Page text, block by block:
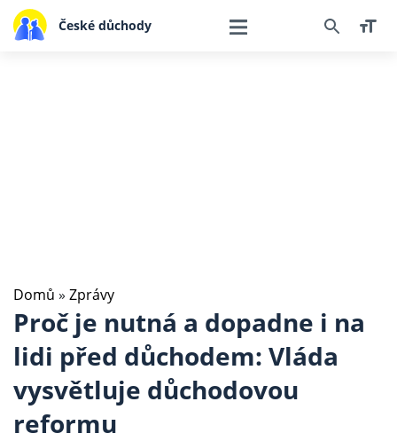
České důchody
Domů » Zprávy
Proč je nutná a dopadne i na
lidi před důchodem: Vláda
vysvětluje důchodovou
reformu